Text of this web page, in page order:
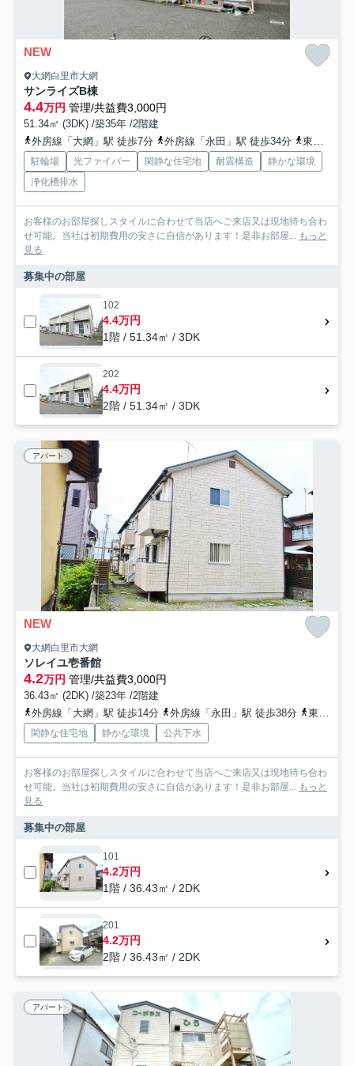
NEW
大網白里市大網
サンライズB棟
4.4万円 管理/共益費3,000円
51.34㎡ (3DK) /築35年 /2階建
外房線「大網」駅 徒歩7分
外房線「永田」駅 徒歩34分 東金線「福俵」駅 徒歩49分
駐輪場 光ファイバー 閑静な住宅地 耐震構造
静かな環境
浄化槽排水
お客様のお部屋探しスタイルに合わせて当店へご来店又は現地待ち合わ
せ可能。当社は初期費用の安さに自信があります！是非お部屋... もっと
見る
募集中の部屋
102
4.4万円
1階 / 51.34㎡ / 3DK
202
4.4万円
2階 / 51.34㎡ / 3DK
アパート
NEW
大網白里市大網
ソレイユ壱番館
4.2万円 管理/共益費3,000円
36.43㎡ (2DK) /築23年 /2階建
外房線「大網」駅 徒歩14分
外房線「永田」駅 徒歩38分 東金線「福俵」駅 徒歩41分
閑静な住宅地 静かな環境 公共下水
お客様のお部屋探しスタイルに合わせて当店へご来店又は現地待ち合わ
せ可能。当社は初期費用の安さに自信があります！是非お部屋...
もっと
見る
募集中の部屋
101
4.2万円
1階 / 36.43㎡ / 2DK
201
4.2万円
2階 / 36.43㎡ / 2DK
アパート